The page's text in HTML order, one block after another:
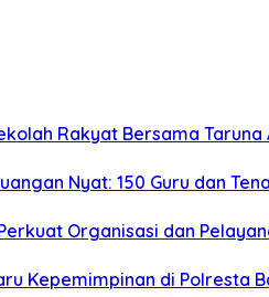
Rakyat Bersama Taruna
Nyat: 150 Guru dan
Organisasi dan
Kepemimpinan di Polresta